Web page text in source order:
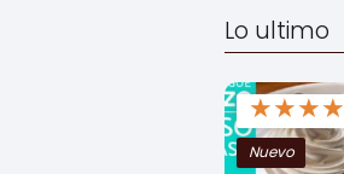
Lo ultimo
★★★★
Nuevo